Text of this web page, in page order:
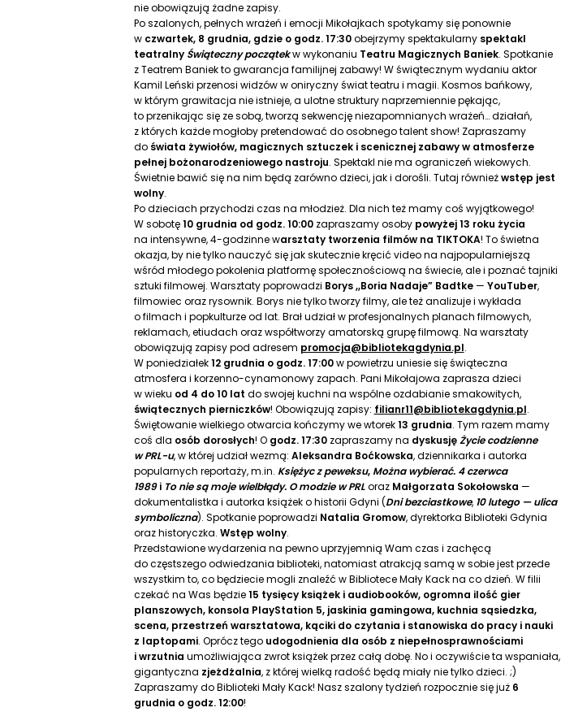
nie obowiązują żadne zapisy.
Po szalonych, pełnych wrażeń i emocji Mikołajkach spotykamy się ponownie
w czwartek, 8 grudnia, gdzie o godz. 17:30obejrzymy spektakularny spektakl
teatralny Świąteczny początekw wykonaniu Teatru Magicznych Baniek. Spotkanie
z Teatrem Baniek to gwarancja familijnej zabawy! W świątecznym wydaniu aktor
Kamil Leński przenosi widzów w oniryczny świat teatru i magii. Kosmos bańkowy,
w którym grawitacja nie istnieje, a ulotne struktury naprzemiennie pękając,
to przenikając się ze sobą, tworzą sekwencję niezapomnianych wrażeń… działań,
z których każde mogłoby pretendować do osobnego talent show! Zapraszamy
do świata żywiołów, magicznych sztuczek i scenicznej zabawy w atmosferze
pełnej bożonarodzeniowego nastroju. Spektakl nie ma ograniczeń wiekowych.
Świetnie bawić się na nim będą zarówno dzieci, jak i dorośli. Tutaj równieżwstęp jest
wolny.
Po dzieciach przychodzi czas na młodzież. Dla nich też mamy coś wyjątkowego!
W sobotę10 grudnia od godz. 10:00zapraszamy osoby powyżej 13 roku życia
na intensywne, 4-godzinne warsztaty tworzenia filmów na TIKTOKA! To świetna
okazja, by nie tylko nauczyć się jak skutecznie kręcić video na najpopularniejszą
wśród młodego pokolenia platformę społecznościową na świecie, ale i poznać tajniki
sztuki filmowej. Warsztaty poprowadzi Borys ,,Boria Nadaje” Badtke— YouTuber,
filmowiec oraz rysownik. Borys nie tylko tworzy filmy, ale też analizuje i wykłada
o filmach i popkulturze od lat. Brał udział w profesjonalnych planach filmowych,
reklamach, etiudach oraz współtworzy amatorską grupę filmową. Na warsztaty
obowiązują zapisy pod adresem promocja@bibliotekagdynia.pl.
W poniedziałek12 grudnia o godz. 17:00w powietrzu uniesie się świąteczna
atmosfera i korzenno-cynamonowy zapach. Pani Mikołajowa zaprasza dzieci
w wieku od 4 do 10 lat do swojej kuchni na wspólne ozdabianie smakowitych,
świątecznych pierniczków! Obowiązują zapisy: filianr11@bibliotekagdynia.pl.
Świętowanie wielkiego otwarcia kończymy we wtorek13 grudnia. Tym razem mamy
coś dla osób dorosłych! O godz. 17:30zapraszamy na dyskusjęŻycie codzienne
w PRL-u, w której udział wezmą: Aleksandra Boćkowska, dziennikarka i autorka
popularnych reportaży, m.in. Księżyc z peweksu, Można wybierać. 4 czerwca
1989i To nie są moje wielbłądy. O modzie w PRLoraz Małgorzata Sokołowska —
dokumentalistka i autorka książek o historii Gdyni (Dni bezciastkowe, 10 lutego — ulica
symboliczna). Spotkanie poprowadzi Natalia Gromow, dyrektorka Biblioteki Gdynia
oraz historyczka. Wstęp wolny.
Przedstawione wydarzenia na pewno uprzyjemnią Wam czas i zachęcą
do częstszego odwiedzania biblioteki, natomiast atrakcją samą w sobie jest przede
wszystkim to, co będziecie mogli znaleźć w Bibliotece Mały Kack na co dzień. W filii
czekać na Was będzie15 tysięcy książek i audiobooków, ogromna ilość gier
planszowych, konsola PlayStation 5, jaskinia gamingowa, kuchnia sąsiedzka,
scena, przestrzeń warsztatowa, kąciki do czytania i stanowiska do pracy i nauki
z laptopami. Oprócz tego udogodnienia dla osób z niepełnosprawnościami
i wrzutnia umożliwiająca zwrot książek przez całą dobę. No i oczywiście ta wspaniała,
gigantyczna zjeżdżalnia, z której wielką radość będą miały nie tylko dzieci. ;)
Zapraszamy do Biblioteki Mały Kack! Nasz szalony tydzień rozpocznie się już 6
grudnia o godz. 12:00!